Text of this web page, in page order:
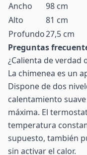
Ancho
98 cm
Alto
81 cm
Profundo27,5 cm
Preguntas
¿Calienta de verdad
La chimenea es un
Dispone de dos
calentamiento
máxima. El
temperatura
supuesto, también
sin activar el calor.